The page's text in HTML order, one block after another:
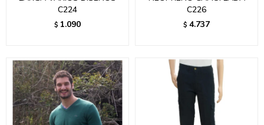
C224
$ 1.090
C226
$ 4.737